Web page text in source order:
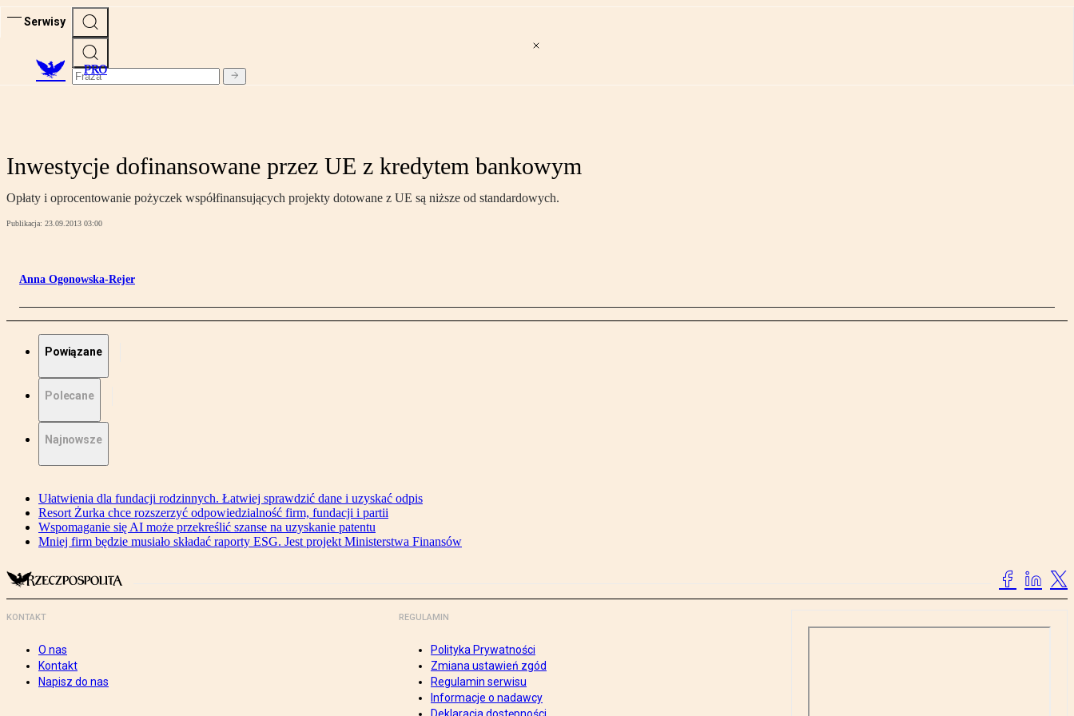
Serwisy
PRO
Inwestycje dofinansowane przez UE z kredytem bankowym
Opłaty i oprocentowanie pożyczek współfinansujących projekty dotowane z UE są niższe od standardowych.
Publikacja: 23.09.2013 03:00
Anna Ogonowska-Rejer
Powiązane
Polecane
Najnowsze
Ułatwienia dla fundacji rodzinnych. Łatwiej sprawdzić dane i uzyskać odpis
Resort Żurka chce rozszerzyć odpowiedzialność firm, fundacji i partii
Wspomaganie się AI może przekreślić szanse na uzyskanie patentu
Mniej firm będzie musiało składać raporty ESG. Jest projekt Ministerstwa Finansów
KONTAKT
O nas
Kontakt
Napisz do nas
REGULAMIN
Polityka Prywatności
Zmiana ustawień zgód
Regulamin serwisu
Informacje o nadawcy